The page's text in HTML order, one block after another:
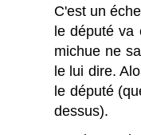
C'est un
le député va
michue ne
le lui dire.
le député
dessus).